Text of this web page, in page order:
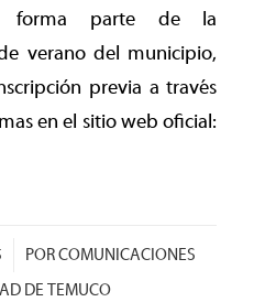
forma parte de la
verano del municipio,
previa a través
en el sitio web oficial:
PORCOMUNICACIONES
DE TEMUCO